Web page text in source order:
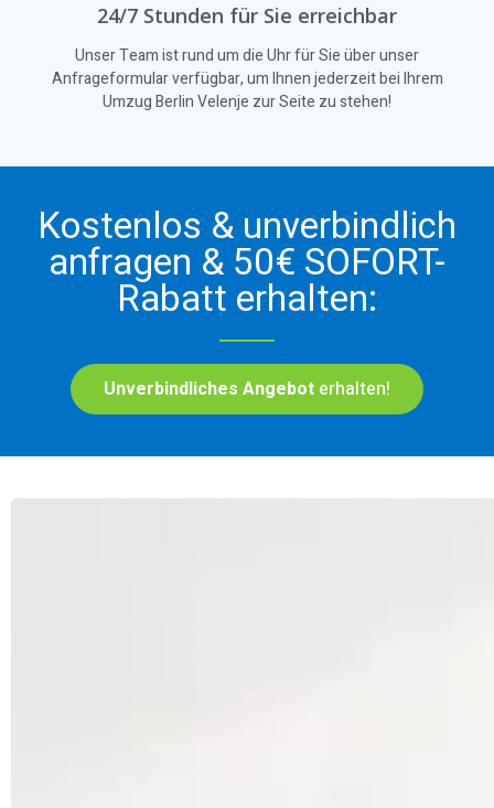
24/7 Stunden für Sie erreichbar
Unser Team ist rund um die Uhr für Sie über unser
Anfrageformular verfügbar, um Ihnen jederzeit bei Ihrem
Umzug Berlin Velenje zur Seite zu stehen!
Kostenlos & unverbindlich
anfragen & 50€ SOFORT-
Rabatt erhalten:
Unverbindliches Angebot erhalten!